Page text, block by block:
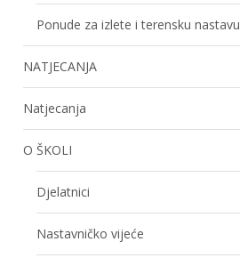
Ponude za izlete i terensku nastavu
NATJECANJA
Natjecanja
O ŠKOLI
Djelatnici
Nastavničko vijeće